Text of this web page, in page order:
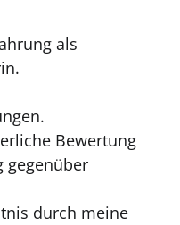
als
Bewertung
gegenüber
durch meine